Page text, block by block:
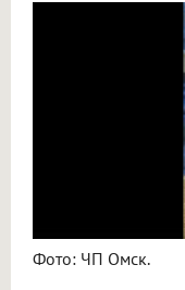
Фото: ЧП Омск.